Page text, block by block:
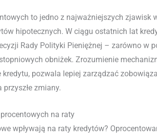
to jedno z najważniejszych zjawisk
hipotecznych. W ciągu ostatnich lat
Rady Polityki Pieniężnej – zarówno w
obniżek. Zrozumienie
kredytu, pozwala lepiej zarządzać
zmiany.
na raty
wpływają na raty kredytów?